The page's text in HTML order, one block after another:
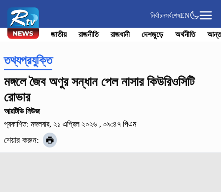
নির্বাচনসর্বশেষEN
জাতীয় রাজনীতি রাজধানী দেশজুড়ে অর্থনীতি
তথ্যপ্রযুক্তি
মঙ্গলে জৈব অণুর সন্ধান পেল নাসার কিউরিওসিটি
রোভার
আরটিভি নিউজ
প্রকাশিত: মঙ্গলবার, ২১ এপ্রিল ২০২৬ , ০৯:৪৭ পিএম
শেয়ার করুন: